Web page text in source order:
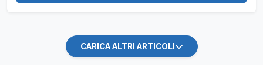
CARICA ALTRI ARTICOLI